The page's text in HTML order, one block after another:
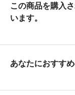
この商品を購入
います。
あなたにおすす